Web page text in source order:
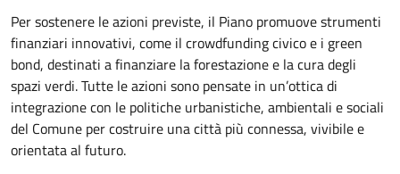
Per sostenere le azioni previste, il Piano promuove strumenti
finanziari innovativi, come il crowdfunding civico e i green
bond, destinati a finanziare la forestazione e la cura degli
spazi verdi. Tutte le azioni sono pensate in un’ottica di
integrazione con le politiche urbanistiche, ambientali e sociali
del Comune per costruire una città più connessa, vivibile e
orientata al futuro.